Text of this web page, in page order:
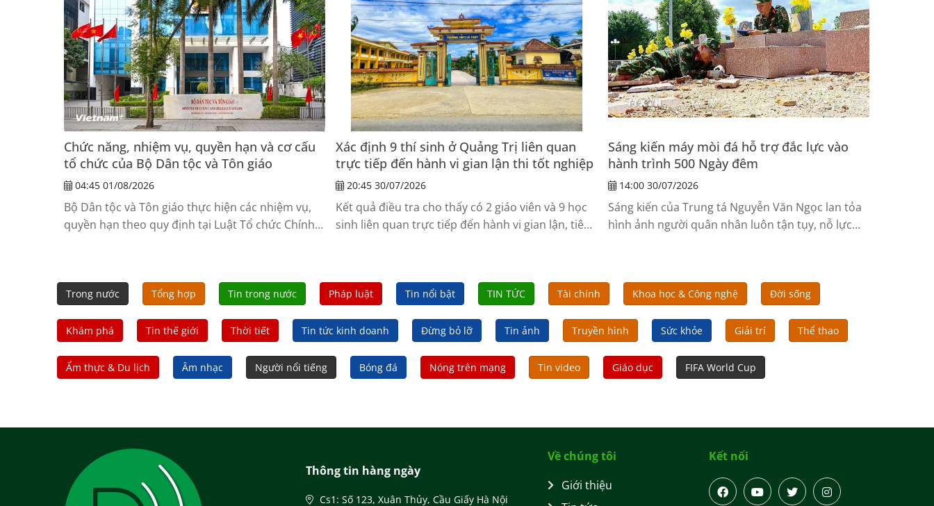
Chức năng, nhiệm vụ, quyền hạn và cơ cấu
tổ chức của Bộ Dân tộc và Tôn giáo
04:45 01/08/2026
Bộ Dân tộc và Tôn giáo thực hiện các nhiệm vụ,
quyền hạn theo quy định tại Luật Tổ chức Chính
Xác định 9 thí sinh ở Quảng Trị liên quan
trực tiếp đến hành vi gian lận thi tốt nghiệp
20:45 30/07/2026
Kết quả điều tra cho thấy có 2 giáo viên và 9 học
sinh liên quan trực tiếp đến hành vi gian lận, tiêu
Sáng kiến máy mòi đá hỗ trợ đắc lực vào
hành trình 500 Ngày đêm
14:00 30/07/2026
Sáng kiến của Trung tá Nguyễn Văn Ngọc lan tỏa
hình ảnh người quân nhân luôn tận tụy, nỗ lực
Trong nước Tổng hợp Tin trong nước Pháp luật Tin nổi bật TIN TỨC Tài chính Khoa học & Công nghệ Đời sống
Khám phá Tin thế giới Thời tiết Tin tức kinh doanh Đừng bỏ lỡ Tin ảnh Truyền hình Sức khỏe Giải trí Thể thao
Ẩm thực & Du lịch Âm nhạc Người nổi tiếng Bóng đá Nóng trên mạng Tin video Giáo dục FIFA World Cup
Thông tin hàng ngày
Cs1: Số 123, Xuân Thủy, Cầu Giấy Hà Nội
Về chúng tôi
Giới thiệu
Kết nối